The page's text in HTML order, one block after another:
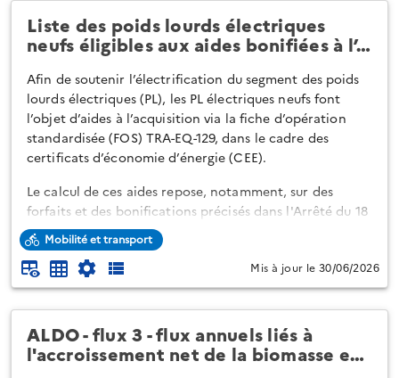
associés disp...
Liste des poids lourds électriques
neufs éligibles aux aides bonifiées à l’…
Afin de soutenir l’électrification du segment des poids
lourds électriques (PL), les PL électriques neufs font
l’objet d’aides à l’acquisition via la fiche d’opération
standardisée (FOS) TRA-EQ-129, dans le cadre des
certificats d’économie d’énergie (CEE).
Le calcul de ces aides repose, notamment, sur des
forfaits et des bonifications précisés dans l'Arrêté du 18
mai 2026 modifiant les fiches d'opérations
standardisées pour l'acquisition et le rétrofit de
véhicules électriques (TRA-EQ-114, TRA-EQ-117, TRA-EQ-
128 et TRA-EQ-129) et les niveaux de bonification
associés disponible ici :https://ww...
Mobilité et transport
Mis à jour le 30/06/2026
ALDO - flux 3 - flux annuels liés à
l'accroissement net de la biomasse e…